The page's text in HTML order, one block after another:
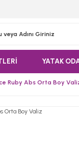
YATAK
Ruby Abs Orta Boy